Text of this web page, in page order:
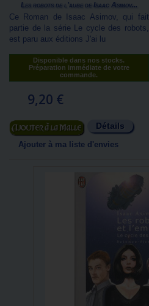
Les robots de l'aube de Isaac Asimov...
Ce Roman de Isaac Asimov, qui fait
partie de la série Le cycle des robots,
est paru aux éditions J'ai lu
Disponible dans nos stocks.
Préparation immédiate de votre
commande.
9,20 €
Ajouter au panier Détails
Ajouter à ma liste d'envies